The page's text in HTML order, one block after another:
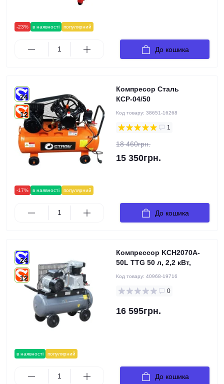
-23% в наявності популярний
До кошика
-17% в наявності популярний
24
12
Компресор Сталь
КСР-04/50
Код товару: 38651-16268
1
18 460грн.
15 350грн.
До кошика
в наявності популярний
24
12
Компрессор KCH2070A-
50L TTG 50 л, 2,2 кВт,
Код товару: 40968-19716
0
16 595грн.
До кошика